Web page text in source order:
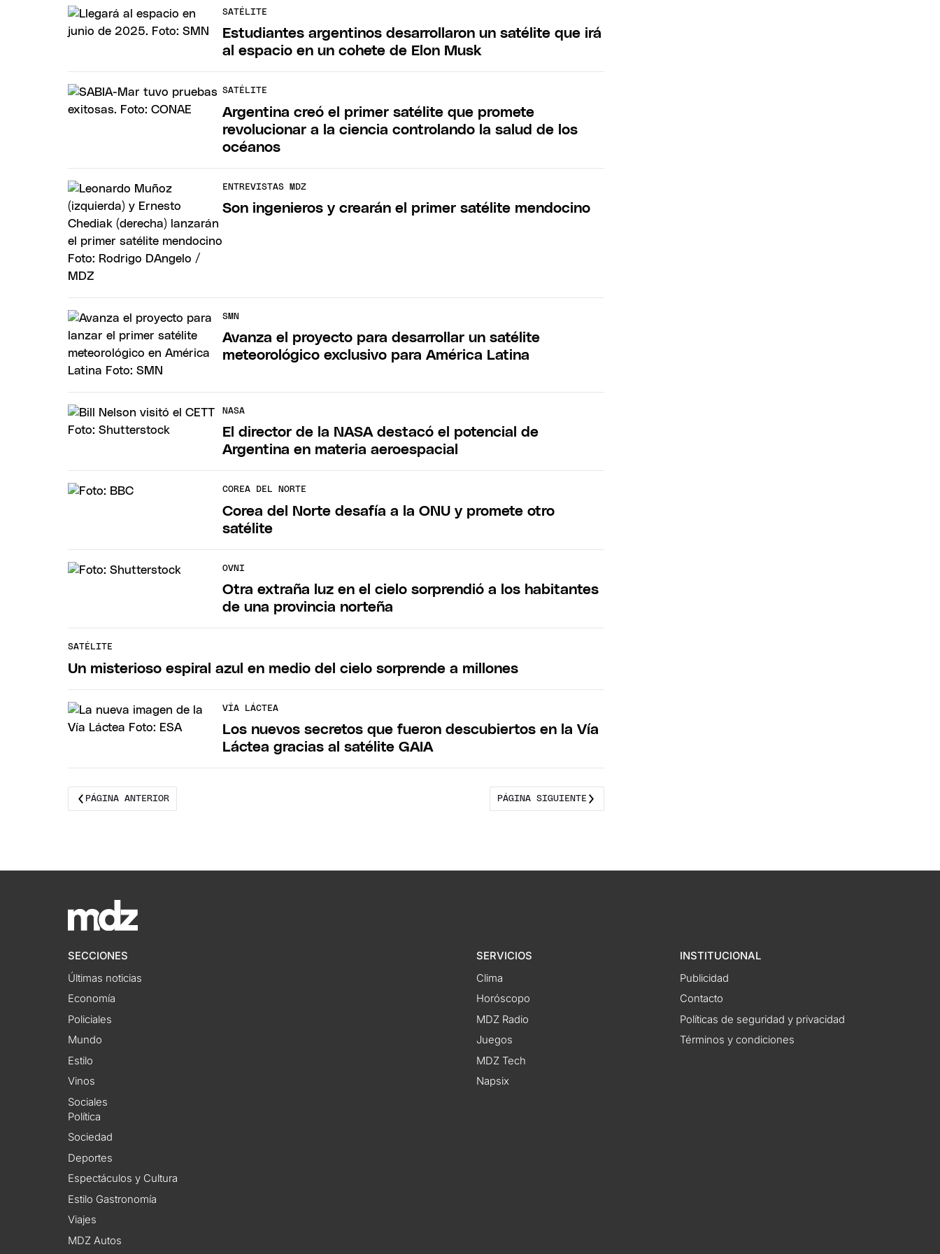
SATÉLITE
Estudiantes argentinos desarrollaron un satélite que irá
al espacio en un cohete de Elon Musk
SATÉLITE
Argentina creó el primer satélite que promete
revolucionar a la ciencia controlando la salud de los
océanos
ENTREVISTAS MDZ
Son ingenieros y crearán el primer satélite mendocino
SMN
Avanza el proyecto para desarrollar un satélite
meteorológico exclusivo para América Latina
NASA
El director de la NASA destacó el potencial de
Argentina en materia aeroespacial
COREA DEL NORTE
Corea del Norte desafía a la ONU y promete otro
satélite
OVNI
Otra extraña luz en el cielo sorprendió a los habitantes
de una provincia norteña
SATÉLITE
Un misterioso espiral azul en medio del cielo sorprende a millones
VÍA LÁCTEA
Los nuevos secretos que fueron descubiertos en la Vía
Láctea gracias al satélite GAIA
PÁGINA ANTERIOR PÁGINA SIGUIENTE
SECCIONES
Últimas noticias
Economía
Policiales
Mundo
Estilo
Vinos
Sociales
Política
Sociedad
Deportes
Espectáculos y Cultura
Estilo Gastronomía
Viajes
MDZ Autos
SERVICIOS
Clima
Horóscopo
MDZ Radio
Juegos
MDZ Tech
Napsix
INSTITUCIONAL
Publicidad
Contacto
Políticas de seguridad y privacidad
Términos y condiciones